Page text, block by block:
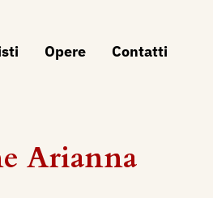
Opere Contatti
Arianna